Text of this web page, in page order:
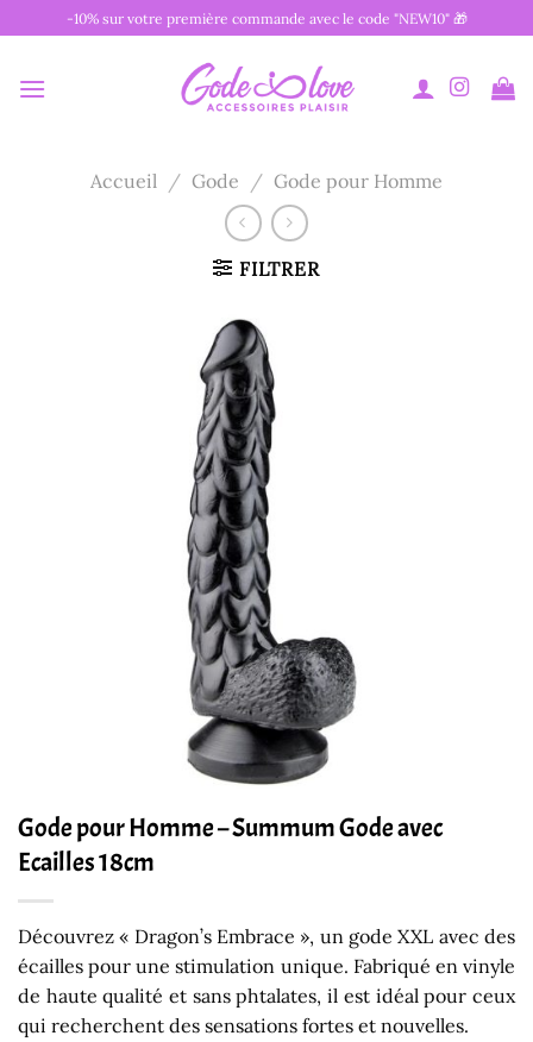
au
-10% sur votre première commande avec le code "NEW10" 🎁
Accueil / Gode / Gode pour Homme
FILTRER
Gode pour Homme – Summum Gode avec
Ecailles 18cm
Découvrez « Dragon’s Embrace », un gode XXL avec des
écailles pour une stimulation unique. Fabriqué en vinyle
de haute qualité et sans phtalates, il est idéal pour ceux
qui recherchent des sensations fortes et nouvelles.